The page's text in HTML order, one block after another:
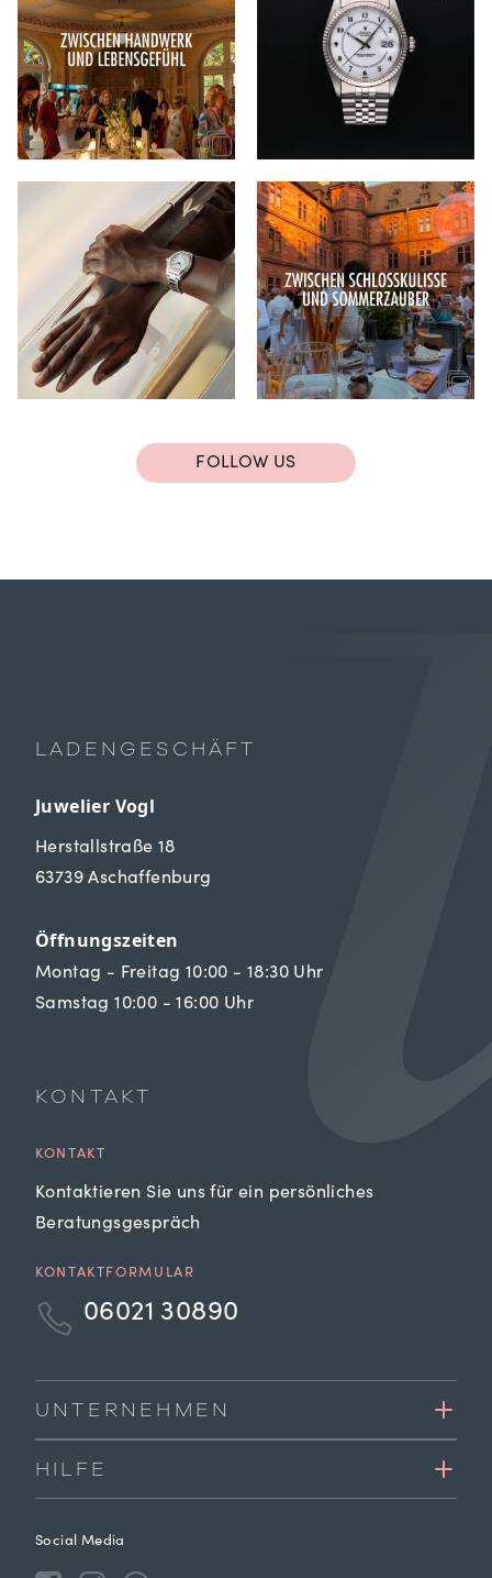
FOLLOW US
LADENGESCHÄFT
Juwelier Vogl
Herstallstraße 18
63739 Aschaffenburg
Öffnungszeiten
Montag - Freitag 10:00 - 18:30 Uhr
Samstag 10:00 - 16:00 Uhr
KONTAKT
KONTAKT
Kontaktieren Sie uns für ein persönliches
Beratungsgespräch
KONTAKTFORMULAR
06021 30890
UNTERNEHMEN
HILFE
Social Media